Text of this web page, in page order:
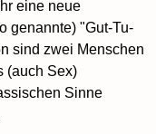
eine neue
genannte) "Gut-Tu-
sind zwei Menschen
(auch Sex)
Sinne